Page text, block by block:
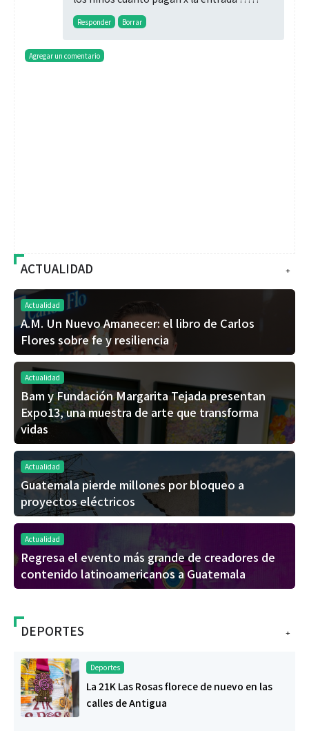
Responder Borrar
Agregar un comentario
+
ACTUALIDAD
Actualidad
A.M. Un Nuevo Amanecer: el libro de Carlos
Flores sobre fe y resiliencia
Actualidad
Bam y Fundación Margarita Tejada presentan
Expo13, una muestra de arte que transforma
vidas
Actualidad
Guatemala pierde millones por bloqueo a
proyectos eléctricos
Actualidad
Regresa el evento más grande de creadores de
contenido latinoamericanos a Guatemala
+
DEPORTES
Deportes
La 21K Las Rosas florece de nuevo en las
calles de Antigua